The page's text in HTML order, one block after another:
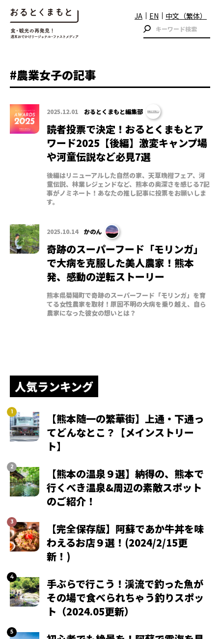
JA EN 中文（繁体）
#農業女子の記事
2025.12.01 おるとくまもと編集部
読者投票で決定！おるとくまもとア
ワード2025【後編】激変キャンプ場
や河童伝説など必見7選
後編はリニューアルした自然の家、天草晩柑フェア、河
童伝説、林業レジェンドなど、熊本の奥深さを感じる7記
事がノミネート！あなたの推し記事に投票をお願いしま
す。
2025.10.14 かのん
奇跡のスーパーフード「モリンガ」
で大病を克服した美人農家！熊本
発、感動の逆転ストーリー
熊本県菊陽町で奇跡のスーパーフード「モリンガ」を育
てる女性農家を取材！原因不明の大病を乗り越え、自ら
農家になった彼女の想いとは？
人気ランキング
【熊本随一の繁華街】上通・下通っ
てどんなとこ？【メインストリー
ト】
【熊本の温泉９選】納得の、熊本で
行くべき温泉&周辺の素敵スポット
のご紹介！
【完全保存版】阿蘇であか牛丼を味
わえるお店９選！(2024/2/15更
新！)
手ぶらで行こう！渓流で釣った魚が
その場で食べられちゃう釣りスポッ
ト（2024.05更新）